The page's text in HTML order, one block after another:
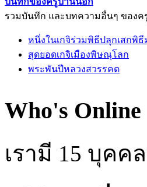
รวมบันทึก และบทความอื่นๆ ของครู
หนึ่งในเกจิร่วมพิธีปลุกเสกพิธี
สุดยอดเกจิเมืองพิษณุโลก
พระพันปีหลวงสวรรคต
Who's Online
เรามี 15 บุคค